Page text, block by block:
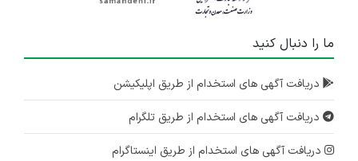
ما را دنبال کنید
دریافت آگهی های استخدام از طریق اپلیکیشن
دریافت آگهی های استخدام از طریق تلگرام
دریافت آگهی های استخدام از طریق اینستاگرام